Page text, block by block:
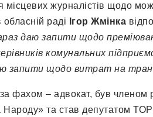
місцевих журналістів щодо
раді
Ігор Жмінка
даю запити щодо
комунальних
запити щодо витрат на
фахом – адвокат, був членом
Народу» та став депутатом